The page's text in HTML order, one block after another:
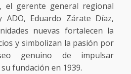
el gerente general regional
ADO, Eduardo Zárate Díaz,
nuevas fortalecen la
y simbolizan la pasión por
genuino de impulsar
fundación en 1939.